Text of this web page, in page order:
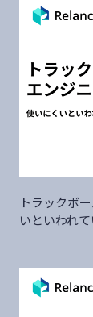
トラックボ
いといわれ